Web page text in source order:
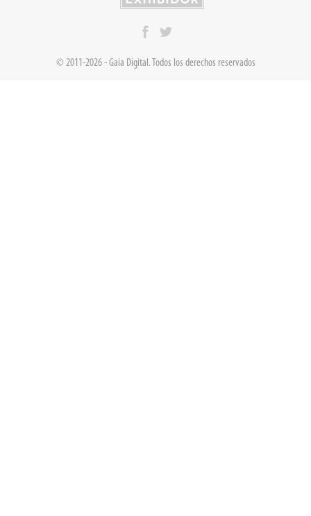
© 2011-2026 - Gaia Digital. Todos los derechos reservados